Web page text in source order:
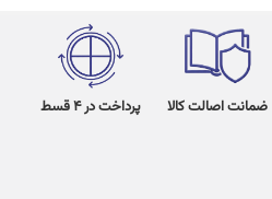
ضمانت اصالت کالا پرداخت در 4 قسط